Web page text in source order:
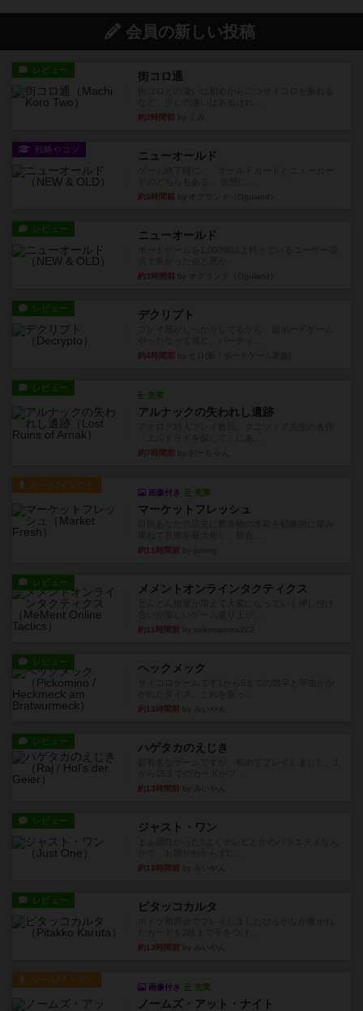
会員の新しい投稿
レビュー 街コロ通
約2時間前
戦略やコツ ニューオールド
約3時間前
レビュー ニューオールド
約3時間前
レビュー デクリプト
約4時間前
レビュー
充実
アルナックの失われし遺跡
約7時間前
ルール/インスト
画像付き 充実
マーケットフレッシュ
約11時間前
レビュー メメントオンラインタクティクス
約11時間前
レビュー ヘックメック
約13時間前
レビュー ハゲタカのえじき
約13時間前
レビュー ジャスト・ワン
約13時間前
レビュー ピタッコカルタ
約13時間前
ルール/インスト
画像付き 充実
ノームズ・アット・ナイト